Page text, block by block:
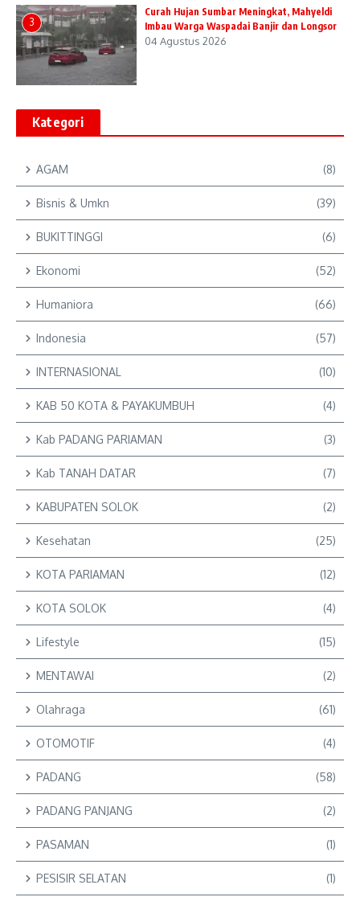
3
Curah Hujan Sumbar Meningkat, Mahyeldi
Imbau Warga Waspadai Banjir dan Longsor
04 Agustus 2026
Kategori
AGAM (8)
Bisnis & Umkn (39)
BUKITTINGGI (6)
Ekonomi (52)
Humaniora (66)
Indonesia (57)
INTERNASIONAL (10)
KAB 50 KOTA & PAYAKUMBUH (4)
Kab PADANG PARIAMAN (3)
Kab TANAH DATAR (7)
KABUPATEN SOLOK (2)
Kesehatan (25)
KOTA PARIAMAN (12)
KOTA SOLOK (4)
Lifestyle (15)
MENTAWAI (2)
Olahraga (61)
OTOMOTIF (4)
PADANG (58)
PADANG PANJANG (2)
PASAMAN (1)
PESISIR SELATAN (1)